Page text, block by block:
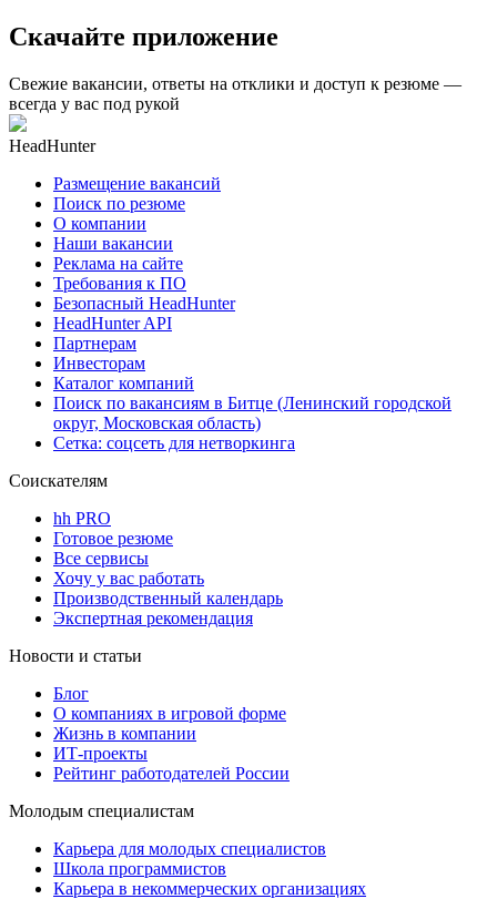
Скачайте приложение
Свежие вакансии, ответы на отклики и доступ к резюме —
всегда у вас под рукой
HeadHunter
Размещение вакансий
Поиск по резюме
О компании
Наши вакансии
Реклама на сайте
Требования к ПО
Безопасный HeadHunter
HeadHunter API
Партнерам
Инвесторам
Каталог компаний
Поиск по вакансиям в Битце (Ленинский городской
округ, Московская область)
Сетка: соцсеть для нетворкинга
Соискателям
hh PRO
Готовое резюме
Все сервисы
Хочу у вас работать
Производственный календарь
Экспертная рекомендация
Новости и статьи
Блог
О компаниях в игровой форме
Жизнь в компании
ИТ-проекты
Рейтинг работодателей России
Молодым специалистам
Карьера для молодых специалистов
Школа программистов
Карьера в некоммерческих организациях